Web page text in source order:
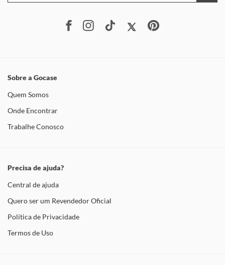
Sobre a Gocase
Quem Somos
Onde Encontrar
Trabalhe Conosco
Precisa de ajuda?
Central de ajuda
Quero ser um Revendedor Oficial
Política de Privacidade
Termos de Uso